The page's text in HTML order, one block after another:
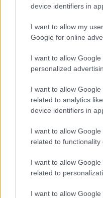
device identifiers in
I want to allow my
Google for online
I want to allow
personalized
I want to allow
related to analytics
device identifiers in
I want to allow
related to functionality
I want to allow
related to
I want to allow
UPDATE
SET VALUE = '0'
להפעיל מחדש את
אפילו מספר פעמים לפני
ייצור או סביבה
לנקודה שבה ניתן
זה עובד מצוין :-)
גם את ההצעות הבאות: